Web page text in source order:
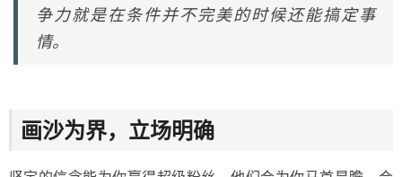
争力就是在条件并不完美的时候还能搞定事
情。
画沙为界，立场明确